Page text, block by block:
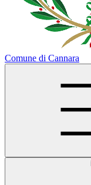
Comune di Cannara